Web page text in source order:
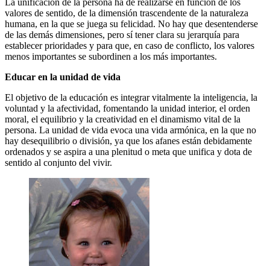
valores de sentido, de la dimensión trascendente de la naturaleza
humana, en la que se juega su felicidad. No hay que desentenderse
de las demás dimensiones, pero sí tener clara su jerarquía para
establecer prioridades y para que, en caso de conflicto, los valores
menos importantes se subordinen a los más importantes.
Educar en la unidad de vida
El objetivo de la educación es integrar vitalmente la inteligencia, la
voluntad y la afectividad, fomentando la unidad interior, el orden
moral, el equilibrio y la creatividad en el dinamismo vital de la
persona. La unidad de vida evoca una vida armónica, en la que no
hay desequilibrio o división, ya que los afanes están debidamente
ordenados y se aspira a una plenitud o meta que unifica y dota de
sentido al conjunto del vivir.